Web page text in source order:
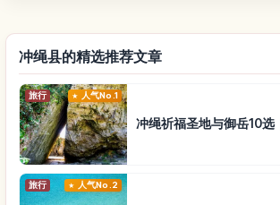
冲绳县的精选推荐文章
旅行 人气No.1
冲绳祈福圣地与御岳10选
旅行 人气No.2